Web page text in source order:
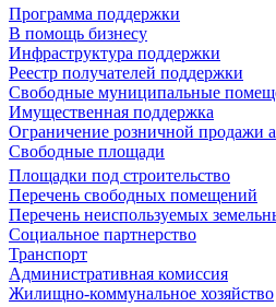
Программа поддержки
В помощь бизнесу
Инфраструктура поддержки
Реестр получателей поддержки
Свободные муниципальные
Имущественная поддержка
Ограничение розничной продажи
Свободные площади
Площадки под строительство
Перечень свободных помещений
Перечень неиспользуемых
Социальное партнерство
Транспорт
Административная комиссия
Жилищно-коммунальное хозяйство